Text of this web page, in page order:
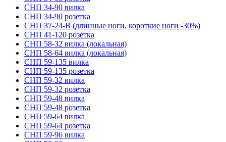
СНП 34-90 вилка
СНП 34-90 розетка
СНП 37-24-В (длинные ноги, короткие ноги -30%)
СНП 41-120 розетка
СНП 58-32 вилка (локальная)
СНП 58-64 вилка (локальная)
СНП 59-135 вилка
СНП 59-135 розетка
СНП 59-32 вилка
СНП 59-32 розетка
СНП 59-48 вилка
СНП 59-48 розетка
СНП 59-64 вилка
СНП 59-64 розетка
СНП 59-96 вилка